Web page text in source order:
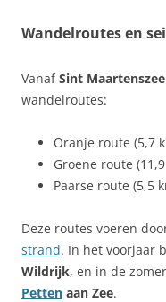
Wandelroutes en
VanafSint Maartenszee
wandelroutes:
Oranje route (5,7
Groene route
Paarse route (5,5
Deze routes voeren
strand. In het voorjaar
Wildrijk, en in de
Petten aan Zee.